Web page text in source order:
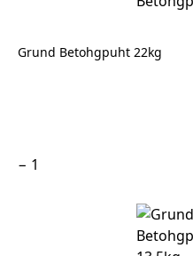
Grund Betohgpuht 22kg
−